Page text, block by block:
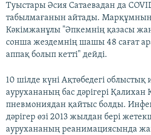
Туыстары Әсия Сатаевадан да
табылмағанын айтады. Марқұмның
Кәкімжанұлы "Әпкемнің қазасы
сонша жездемнің шашы 48 сағат
аппақ болып кетті" дейді.
10 шілде күні Ақтөбедегі
аурухананың бас дәрігері Қалихан
пневмониядан қайтыс болды.
дәрігер өзі 2013 жылдан бері
аурухананың реанимациясында